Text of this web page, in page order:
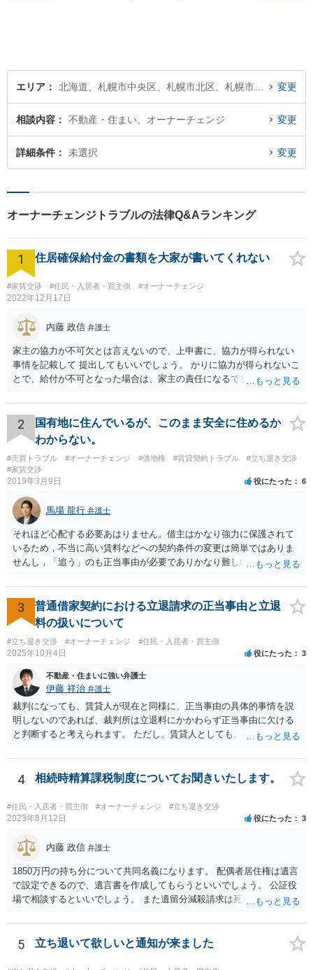
エリア 変更
相談内容 不動産・住まい、オーナーチェンジ 変更
詳細条件 未選択 変更
オーナーチェンジトラブルの法律Q&Aランキング
1 住居確保給付金の書類を大家が書いてくれない
#家賃交渉 #住民・入居者・買主側 #オーナーチェンジ
2022年12月17日
内藤 政信 弁護士
家主の協力が不可欠とは言えないので、上申書に、協力が得られない
事情を記載して 提出してもいいでしょう。 かりに協力が得られないこ
とで、給付が不可となった場合は、家主の責任になるでしょう。
2
国有地に住んでいるが、このまま安全に住めるか
わからない。
#売買トラブル #オーナーチェンジ #借地権 #賃貸契約トラブル
#立ち退き交渉
#家賃交渉
2019年3月9日 役にたった 6
馬場 龍行 弁護士
それほど心配する必要あはりません。借主はかなり強力に保護されて
いるため，不当に高い賃料などへの契約条件の変更は簡単ではありま
せんし，「追う」のも正当事由が必要でありかなり難しいのです。 周
い条件で立退料等を支払ってもらえるかもしれません。 なので無理し
て所有権を取得する必要はないと思いますが，まずは価格ですよね。
ローンが組めないということはないと思いますが，金融機関に相談さ
れてみてはいかがでしょうか。 買うとしたら，という条件をしっかり
把握して，その上で，買うか，借り続けるか，というのはどちらにも
メリットデメリットありますので価値判断の問題といえそうです。
3
普通借家契約における立退請求の正当事由と立退
料の扱いについて
#立ち退き交渉 #オーナーチェンジ #住民・入居者・買主側
2025年10月4日 役にたった 3
不動産・住まいに強い弁護士
伊藤 祥治 弁護士
裁判になっても、賃貸人が現在と同様に、正当事由の具体的事情を説
明しないのであれば、裁判所は立退料にかかわらず正当事由に欠ける
と判断すると考えられます。 ただし、賃貸人としても、裁判を始める
資料を作成する、などの準備をするのが通常です。 その場合には、一
応の正当事由があるので立退料と引き換えに明渡請求が認められるこ
わらず正当事由に欠けるとして明渡請求が認められないこともありま
す。
4 相続時精算課税制度についてお聞きいたします。
#住民・入居者・買主側 #オーナーチェンジ #立ち退き交渉
2023年8月12日 役にたった 3
内藤 政信 弁護士
1850万円の持ち分について共同名義になります。 配偶者居住権は遺言
で設定できるので、遺言書を作成してもらうといいでしょう。 公証役
場で相談するといいでしょう。 また遺留分減殺請求は死亡前10年分の
ね。
5 立ち退いて欲しいと通知が来ました